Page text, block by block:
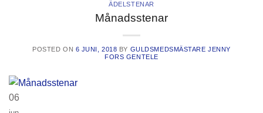
ÄDELSTENAR
Månadsstenar
POSTED ON 6 JUNI, 2018 BY GULDSMEDSMÄSTARE JENNY
FORS GENTELE
06